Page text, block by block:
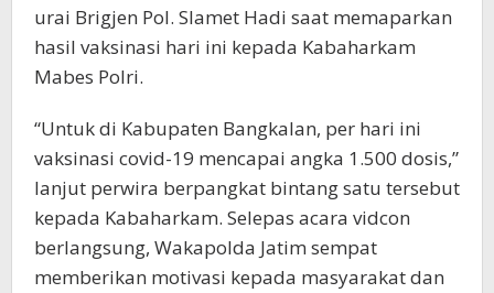
urai Brigjen Pol. Slamet Hadi saat memaparkan
hasil vaksinasi hari ini kepada Kabaharkam
Mabes Polri.
“Untuk di Kabupaten Bangkalan, per hari ini
vaksinasi covid-19 mencapai angka 1.500 dosis,”
lanjut perwira berpangkat bintang satu tersebut
kepada Kabaharkam. Selepas acara vidcon
berlangsung, Wakapolda Jatim sempat
memberikan motivasi kepada masyarakat dan